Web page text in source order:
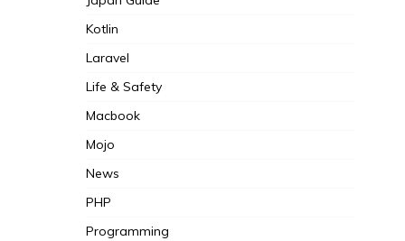
Kotlin
Laravel
Life & Safety
Macbook
Mojo
News
PHP
Programming